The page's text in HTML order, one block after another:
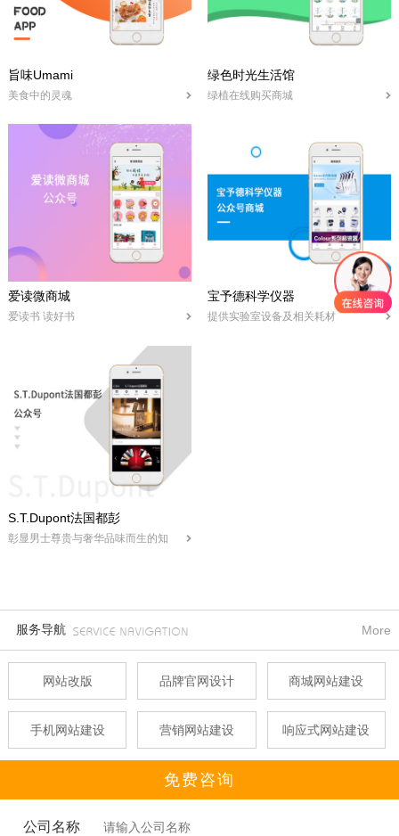
旨味Umami
美食中的灵魂
绿色时光生活馆
绿植在线购买商城
爱读微商城
爱读书 读好书
宝予德科学仪器
提供实验室设备及相关耗材
S.T.Dupont法国都彭
彰显男士尊贵与奢华品味而生的知
服务导航 More
网站改版 品牌官网设计 商城网站建设
手机网站建设 营销网站建设 响应式网站建设
免费咨询
公司名称